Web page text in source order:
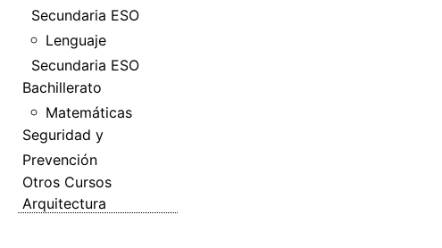
Secundaria ESO
Lenguaje
Secundaria ESO
Bachillerato
Matemáticas
Seguridad y
Prevención
Otros Cursos
Arquitectura